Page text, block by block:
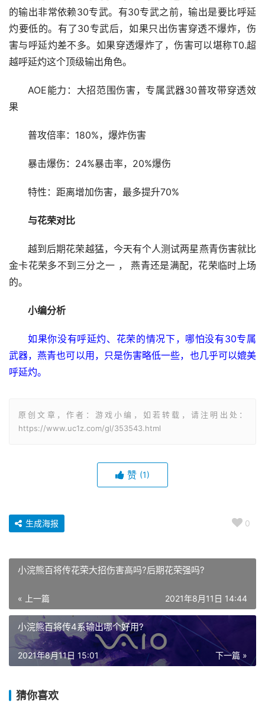
的输出非常依赖30专武。有30专武之前，输出是要比呼延
灼要低的。有了30专武后，如果只出伤害穿透不爆炸，伤
害与呼延灼差不多。如果穿透爆炸了，伤害可以堪称T0.超
越呼延灼这个顶级输出角色。
AOE能力：大招范围伤害，专属武器30普攻带穿透效
果
普攻倍率：180%，爆炸伤害
暴击爆伤：24%暴击率，20%爆伤
特性：距离增加伤害，最多提升70%
与花荣对比
越到后期花荣越猛，今天有个人测试两星燕青伤害就比
金卡花荣多不到三分之一 ， 燕青还是满配，花荣临时上场
的。
小编分析
如果你没有呼延灼、花荣的情况下，哪怕没有30专属
武器，燕青也可以用，只是伤害略低一些，也几乎可以媲美
呼延灼。
原创文章，作者：游戏小编，如若转载，请注明出处：
https://www.uc1z.com/gl/353543.html
赞 (1)
0
生成海报
小浣熊百将传花荣大招伤害高吗?后期花荣强吗?
« 上一篇 2021年8月11日 14:44
小浣熊百将传4系输出哪个好用?
下一篇 »
2021年8月11日 15:01
猜你喜欢